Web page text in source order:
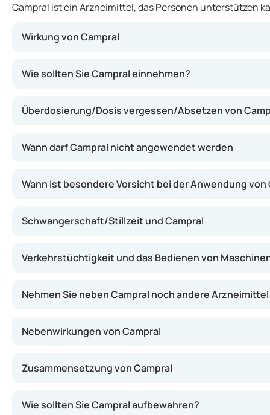
Campral ist ein Arzneimittel, das Personen unterstützen
Wirkung von Campral
Wie sollten Sie Campral einnehmen?
Überdosierung/Dosis vergessen/Absetzen von
Wann darf Campral nicht angewendet werden
Wann ist besondere Vorsicht bei der Anwendung
Schwangerschaft/Stillzeit und Campral
Verkehrstüchtigkeit und das Bedienen von
Nehmen Sie neben Campral noch andere
Nebenwirkungen von Campral
Zusammensetzung von Campral
Wie sollten Sie Campral aufbewahren?